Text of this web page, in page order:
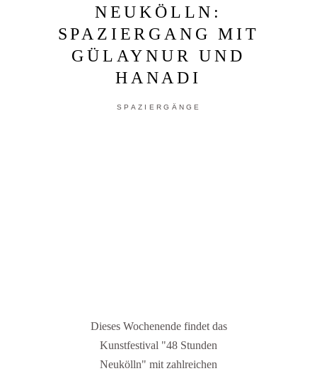
NEUKÖLLN:
SPAZIERGANG MIT
GÜLAYNUR UND
HANADI
SPAZIERGÄNGE
Dieses Wochenende findet das
Kunstfestival "48 Stunden
Neukölln" mit zahlreichen